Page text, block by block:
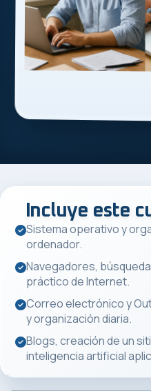
Incluye este
Sistema operativo y
ordenador.
Navegadores,
práctico de Internet.
Correo electrónico y
y organización diaria.
Blogs, creación de un
inteligencia artificial